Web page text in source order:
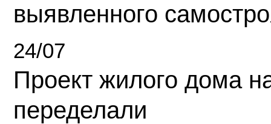
выявленного
24/07
Проект жилого дома
переделали